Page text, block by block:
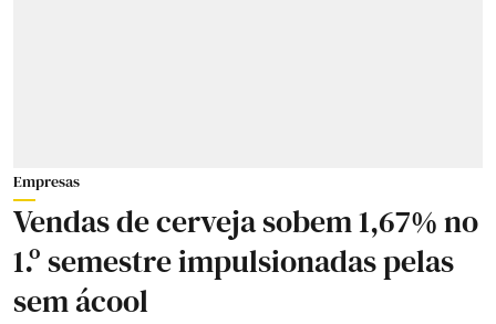
Empresas
Vendas de cerveja sobem 1,67% no
1.º semestre impulsionadas pelas
sem ácool